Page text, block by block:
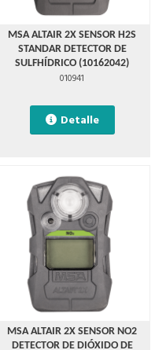
MSA ALTAIR 2X SENSOR H2S
STANDAR DETECTOR DE
SULFHÍDRICO (10162042)
010941
Detalle
MSA ALTAIR 2X SENSOR NO2
DETECTOR DE DIÓXIDO DE